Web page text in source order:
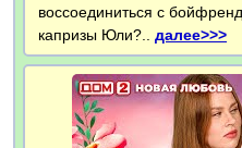
воссоединиться с
капризы Юли?.. далее>>>